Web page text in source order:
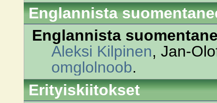
Englannista
Englannista
Aleksi Kilpinen, Jan-
omglolnoob.
Erityiskiitokset